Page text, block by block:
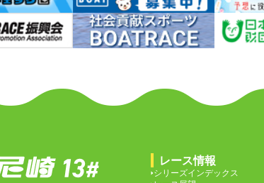
レース情報
シリーズインデックス